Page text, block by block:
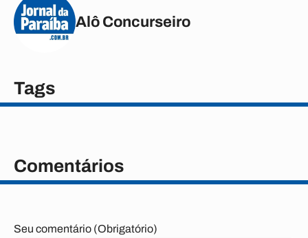
Alô Concurseiro
Tags
Comentários
Seu comentário (Obrigatório)